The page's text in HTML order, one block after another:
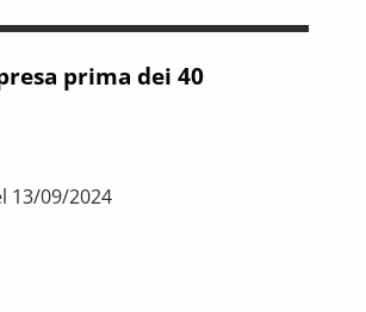
prima dei 40
13/09/2024